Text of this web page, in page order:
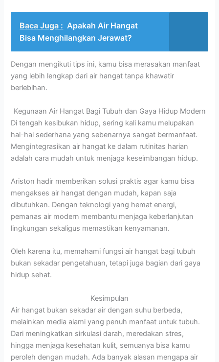
Baca Juga : Apakah Air Hangat
Bisa Menghilangkan Jerawat?
Dengan mengikuti tips ini, kamu bisa merasakan manfaat
yang lebih lengkap dari air hangat tanpa khawatir
berlebihan.
Kegunaan Air Hangat Bagi Tubuh dan Gaya Hidup Modern
Di tengah kesibukan hidup, sering kali kamu melupakan
hal-hal sederhana yang sebenarnya sangat bermanfaat.
Mengintegrasikan air hangat ke dalam rutinitas harian
adalah cara mudah untuk menjaga keseimbangan hidup.
Ariston hadir memberikan solusi praktis agar kamu bisa
mengakses air hangat dengan mudah, kapan saja
dibutuhkan. Dengan teknologi yang hemat energi,
pemanas air modern membantu menjaga keberlanjutan
lingkungan sekaligus memastikan kenyamanan.
Oleh karena itu, memahami fungsi air hangat bagi tubuh
bukan sekadar pengetahuan, tetapi juga bagian dari gaya
hidup sehat.
Kesimpulan
Air hangat bukan sekadar air dengan suhu berbeda,
melainkan media alami yang penuh manfaat untuk tubuh.
Dari meningkatkan sirkulasi darah, meredakan stres,
hingga menjaga kesehatan kulit, semuanya bisa kamu
peroleh dengan mudah. Ada banyak alasan mengapa air